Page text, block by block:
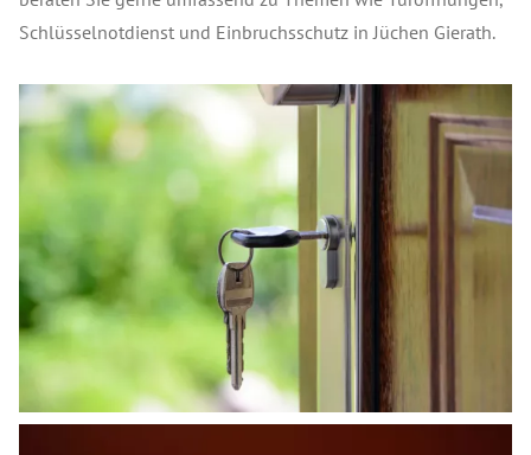
Schlüsselnotdienst und Einbruchsschutz in Jüchen Gierath.